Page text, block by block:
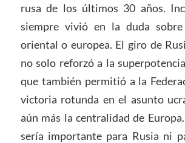
rusa de los últimos 30 años.
siempre vivió en la duda
oriental o europea. El giro de
no solo reforzó a la
que también permitió a la
victoria rotunda en el asunto
aún más la centralidad de
sería importante para Rusia ni